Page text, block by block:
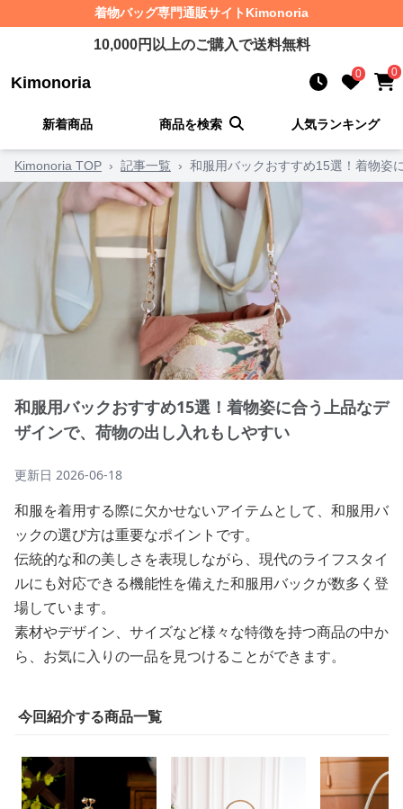
着物バッグ専門通販サイト Kimonoria
10,000円以上のご購入で送料無料
Kimonoria 0 0
新着商品 商品を検索 人気ランキング
Kimonoria TOP › 記事一覧 › 和服用バックおすすめ15選！着物姿
和服用バックおすすめ15選！着物姿に合う上品なデ
ザインで、荷物の出し入れもしやすい
更新日 2026-06-18
和服を着用する際に欠かせないアイテムとして、和服用バ
ックの選び方は重要なポイントです。
伝統的な和の美しさを表現しながら、現代のライフスタイ
ルにも対応できる機能性を備えた和服用バックが数多く登
場しています。
素材やデザイン、サイズなど様々な特徴を持つ商品の中か
ら、お気に入りの一品を見つけることができます。
今回紹介する商品一覧